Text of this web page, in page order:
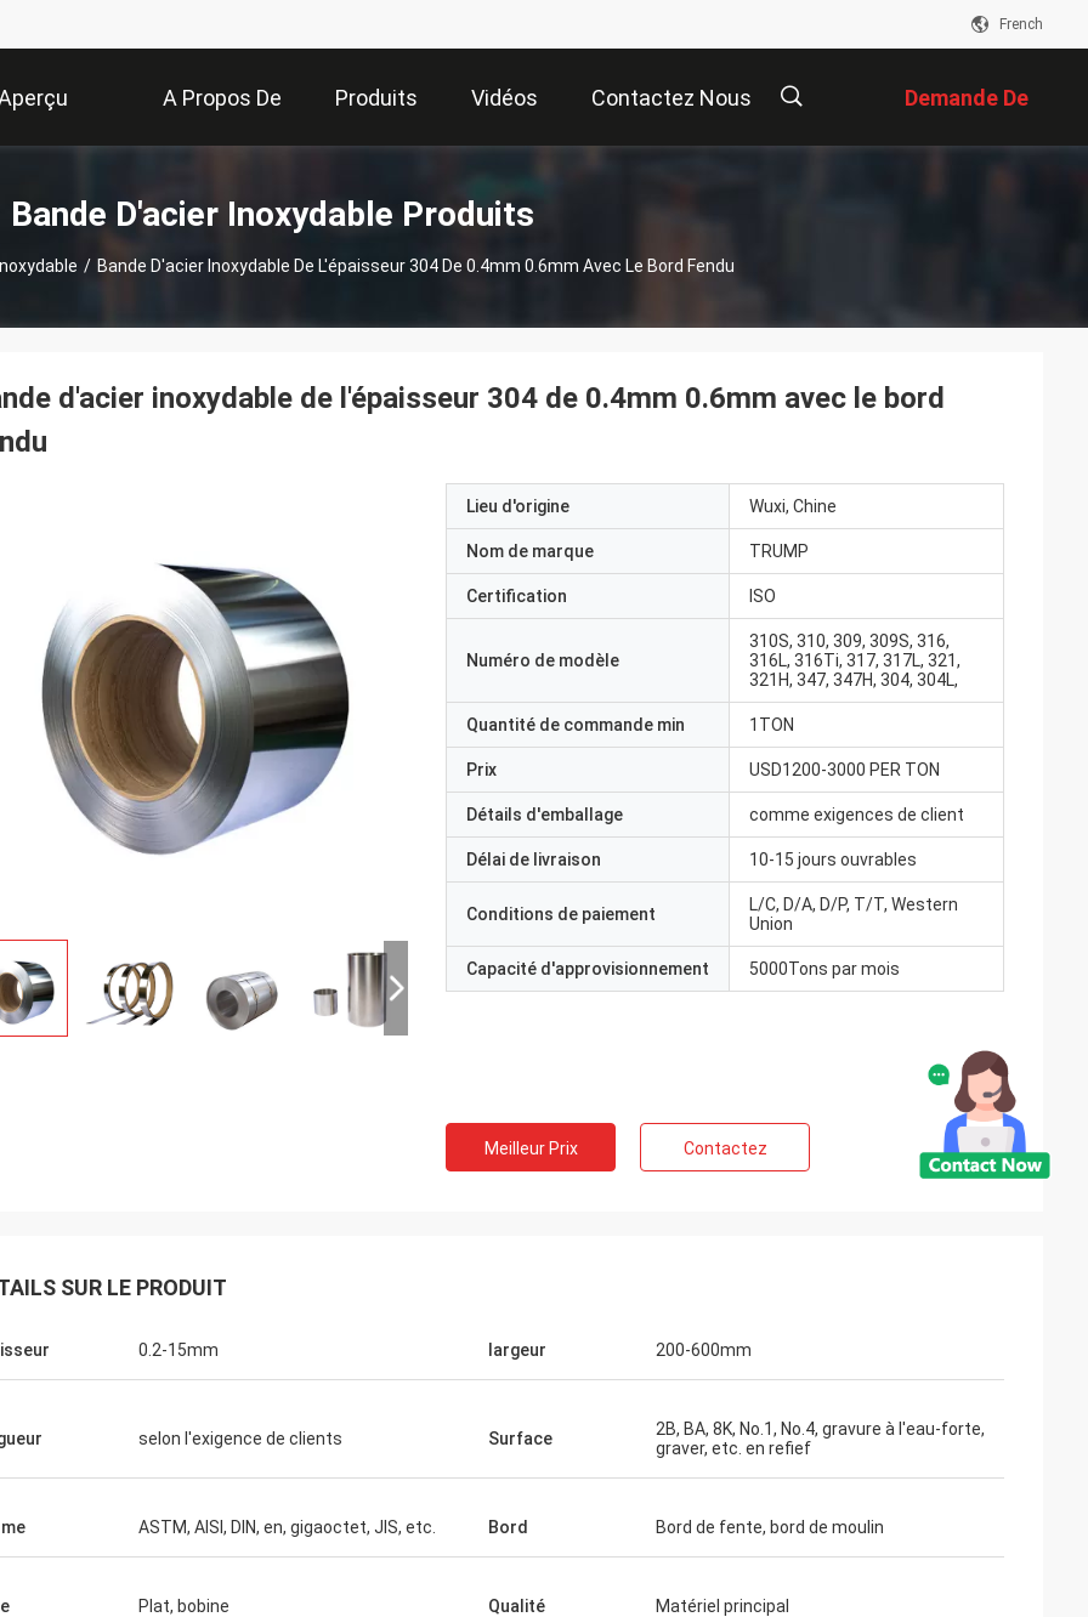
French
A Propos De
Nous
Produits Vidéos Contactez Nous Demande De
Soumission
Bande D'acier Inoxydable Produits
/ Bande D'acier Inoxydable De L'épaisseur 304 De 0.4mm 0.6mm Avec Le Bord Fendu
d'acier inoxydable de l'épaisseur 304 de 0.4mm 0.6mm avec le bord
Lieu d'origine Wuxi, Chine
Nom de marque TRUMP
Certification ISO
Numéro de modèle
310S, 310, 309, 309S, 316,
316L, 316Ti, 317, 317L, 321,
321H, 347, 347H, 304, 304L,
Quantité de commande min 1TON
Prix USD1200-3000 PER TON
Détails d'emballage comme exigences de client
Délai de livraison 10-15 jours ouvrables
Conditions de paiement
L/C, D/A, D/P, T/T, Western
Union
Capacité d'approvisionnement 5000Tons par mois
Meilleur Prix Contactez
SUR LE PRODUIT
0.2-15mm largeur 200-600mm
selon l'exigence de clients Surface
2B, BA, 8K, No.1, No.4, gravure à l'eau-forte,
graver, etc. en refief
ASTM, AISI, DIN, en, gigaoctet, JIS, etc. Bord Bord de fente, bord de moulin
Plat, bobine Qualité Matériel principal